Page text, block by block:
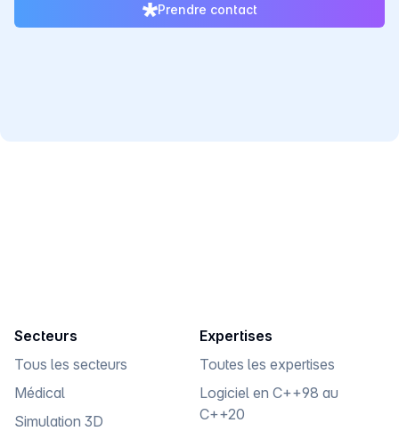
Prendre contact
Secteurs
Tous les secteurs
Médical
Simulation 3D
Expertises
Toutes les expertises
Logiciel en C++98 au
C++20